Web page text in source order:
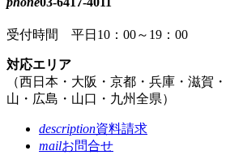
受付時間 平日10：00～19：00
対応エリア
（西日本・ 大阪・ 京都・ 兵庫・ 滋賀・
山・ 広島・ 山口・ 九州全県）
description資料請求
mailお問合せ